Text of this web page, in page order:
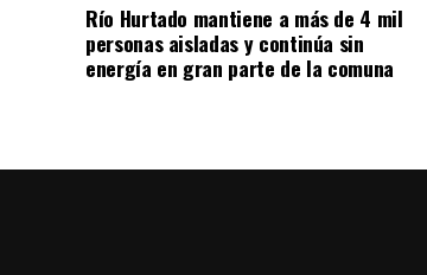
Río Hurtado mantiene a más de 4 mil
personas aisladas y continúa sin
energía en gran parte de la comuna